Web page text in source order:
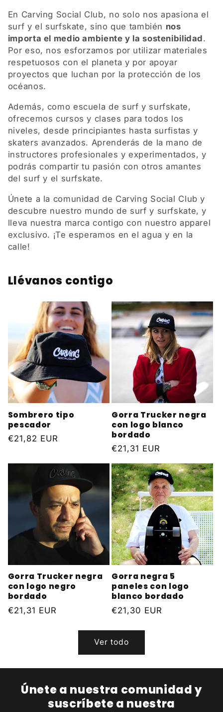
En Carving Social Club, no solo nos apasiona el
surf y el surfskate, sino que también nos
importa el medio ambiente y la sostenibilidad.
Por eso, nos esforzamos por utilizar materiales
respetuosos con el planeta y por apoyar
proyectos que luchan por la protección de los
océanos.
Además, como escuela de surf y surfskate,
ofrecemos cursos y clases para todos los
niveles, desde principiantes hasta surfistas y
skaters avanzados. Aprenderás de la mano de
instructores profesionales y experimentados, y
podrás compartir tu pasión con otros amantes
del surf y el surfskate.
Únete a la comunidad de Carving Social Club y
descubre nuestro mundo de surf y surfskate, y
lleva nuestra marca contigo con nuestro apparel
exclusivo. ¡Te esperamos en el agua y en la
calle!
Llévanos contigo
Sombrero tipo
pescador
Precio
€21,82 EUR
Gorra Trucker negra
con logo blanco
bordado
Precio
€21,31 EUR
Gorra Trucker negra
con logo negro
bordado
Precio
€21,31 EUR
Gorra negra 5
paneles con logo
blanco bordado
Precio
€21,30 EUR
Ver todo
Únete a nuestra comunidad y
suscríbete a nuestra